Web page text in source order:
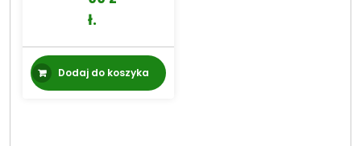
ł.
Dodaj do koszyka